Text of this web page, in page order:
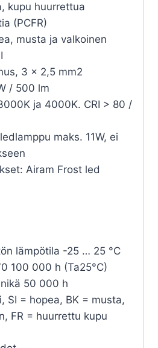
kupu huurrettua
(PCFR)
musta ja valkoinen
3 x 2,5 mm2
/ 500 lm
ja 4000K. CRI > 80 /
maks. 11W, ei
Airam Frost led
lämpötila -25 … 25 °C
100 000 h (Ta25°C)
50 000 h
SI = hopea, BK = musta,
FR = huurrettu kupu